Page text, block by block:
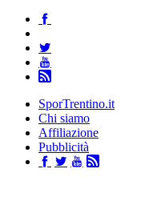
SporTrentino.it
Chi siamo
Affiliazione
Pubblicità